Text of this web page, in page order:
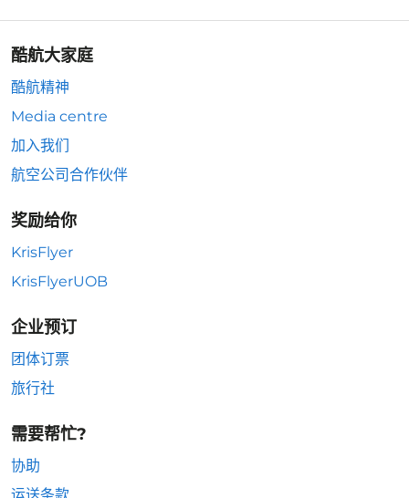
酷航大家庭
酷航精神
Media centre
加入我们
航空公司合作伙伴
奖励给你
KrisFlyer
KrisFlyerUOB
企业预订
团体订票
旅行社
需要帮忙?
协助